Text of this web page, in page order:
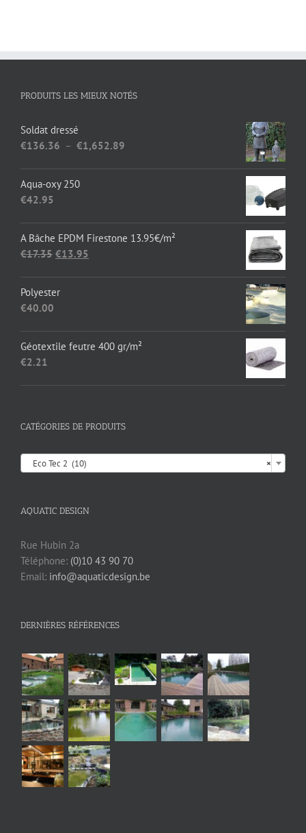
PRODUITS LES MIEUX NOTÉS
Soldat dressé
€136.36 – €1,652.89
€1,652.89
Aqua-oxy 250
€42.95
A Bâche EPDM Firestone 13.95€/m²
€17.35 Le
était :
€13.95
Polyester
€40.00
Géotextile feutre 400 gr/m²
€2.21
CATÉGORIES DE PRODUITS
×
Eco Tec 2 (10)
AQUATIC DESIGN
Rue Hubin 2a
Téléphone: (0)10 43 90 70
Email: info@aquaticdesign.be
DERNIÈRES RÉFÉRENCES